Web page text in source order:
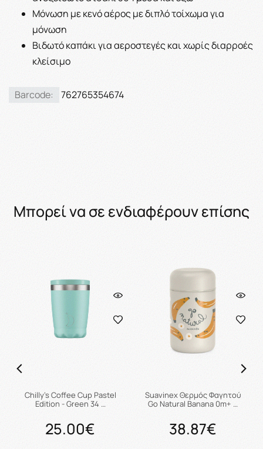
Μόνωση με κενό αέρος με διπλό τοίχωμα για
μόνωση
Βιδωτό καπάκι για αεροστεγές και χωρίς διαρροές
κλείσιμο
Barcode: 762765354674
Μπορεί να σε ενδιαφέρουν επίσης
Chilly's Coffee Cup Pastel
Edition - Green 34 …
25.00€
Suavinex Θερμός Φαγητού
Go Natural Banana 0m+ …
38.87€